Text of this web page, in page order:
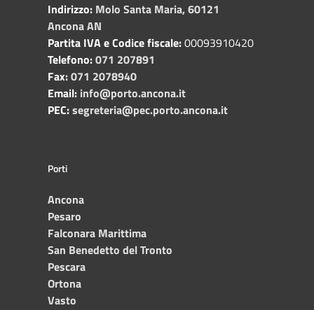
Indirizzo: Molo Santa Maria, 60121
Ancona AN
Partita IVA e Codice fiscale:00093910420
Telefono:071 207891
Fax:071 2078940
Email: info@porto.ancona.it
PEC:segreteria@pec.porto.ancona.it
Porti
Ancona
Pesaro
Falconara Marittima
San Benedetto del Tronto
Pescara
Ortona
Vasto